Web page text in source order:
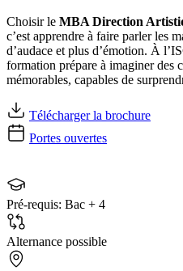
Choisir le MBA Direction
c’est apprendre à faire parler les
d’audace et plus d’émotion. À
formation prépare à imaginer des
mémorables, capables de
Télécharger la brochure
Portes ouvertes
Pré-requis: Bac + 4
Alternance possible